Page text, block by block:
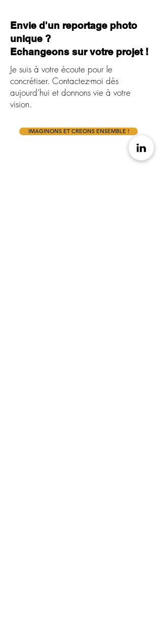
Envie d'un reportage photo
unique ?
Echangeons sur votre projet !
Je suis à votre écoute pour le
concrétiser. Contactez-moi dès
aujourd’hui et donnons vie à votre
vision.
IMAGINONS ET CREONS ENSEMBLE !